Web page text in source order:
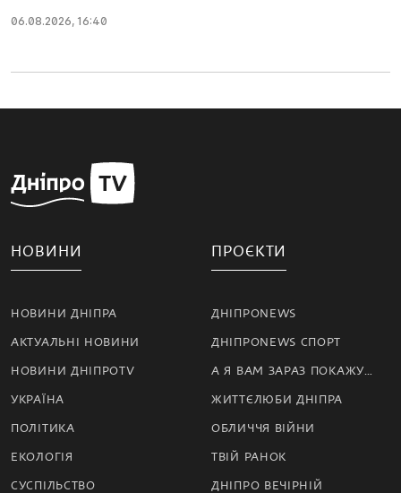
06.08.2026, 16:40
НОВИНИ
НОВИНИ ДНІПРА
АКТУАЛЬНІ НОВИНИ
НОВИНИ ДНІПРОTV
УКРАЇНА
ПОЛІТИКА
ЕКОЛОГІЯ
СУСПІЛЬСТВО
ПРОЄКТИ
ДНІПРОNEWS
ДНІПРОNEWS СПОРТ
А Я ВАМ ЗАРАЗ ПОКАЖУ…
ЖИТТЄЛЮБИ ДНІПРА
ОБЛИЧЧЯ ВІЙНИ
ТВІЙ РАНОК
ДНІПРО ВЕЧІРНІЙ